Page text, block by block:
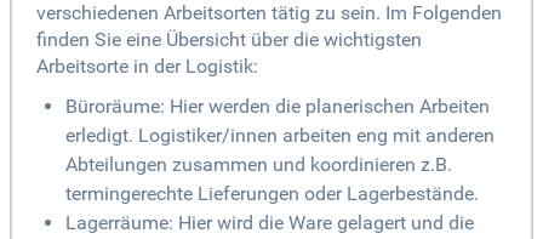
verschiedenen Arbeitsorten tätig zu sein. Im Folgenden
finden Sie eine Übersicht über die wichtigsten
Arbeitsorte in der Logistik:
Büroräume: Hier werden die planerischen Arbeiten
erledigt. Logistiker/innen arbeiten eng mit anderen
Abteilungen zusammen und koordinieren z.B.
termingerechte Lieferungen oder Lagerbestände.
Lagerräume: Hier wird die Ware gelagert und die